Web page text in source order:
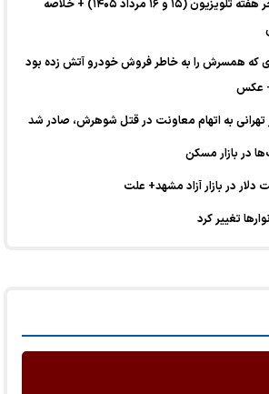
فیلم‌های سینمایی آخر هفته تلویزیون (۱۵ و ۱۶ مرداد ۱۴۰۵) + خلاصه
که همسرش را به خاطر فروش خودرو آتش زده بود
عکس
تهرانی به اتهام معاونت در قتل شوهرش، صادر شد
در بازار مسکن
تغییر کرد